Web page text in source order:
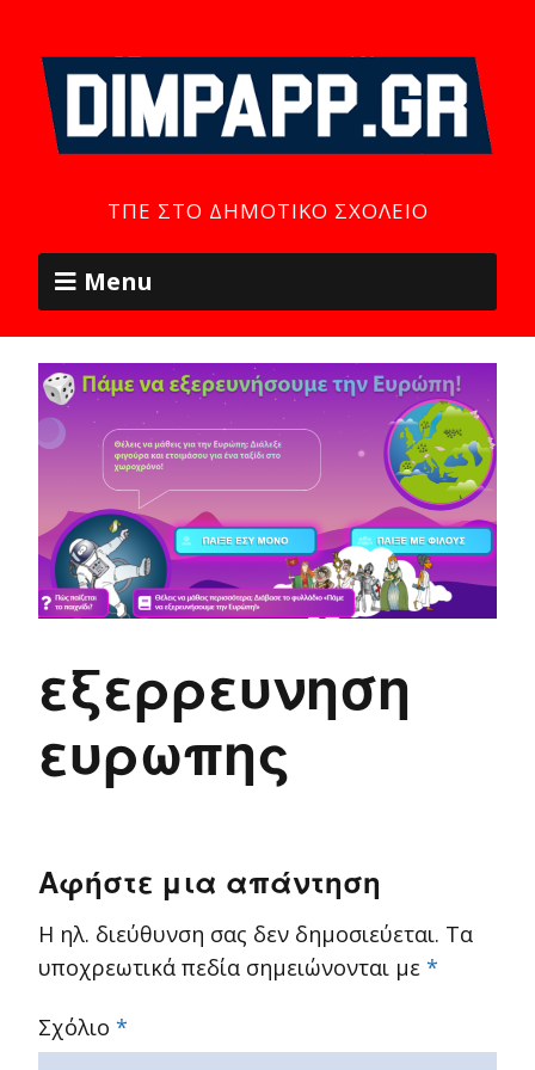
ΤΠΕ ΣΤΟ ΔΗΜΟΤΙΚΌ ΣΧΟΛΕΊΟ
Menu
εξερρευνηση
ευρωπης
Αφήστε μια απάντηση
Η ηλ. διεύθυνση σας δεν δημοσιεύεται. Τα
υποχρεωτικά πεδία σημειώνονται με *
Σχόλιο *